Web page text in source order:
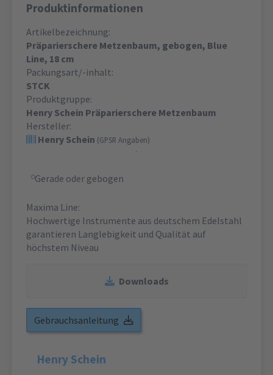
Produktinformationen
Artikelbezeichnung:
Präparierschere Metzenbaum, gebogen, Blue
Line, 18 cm
Packungsart/-inhalt:
STCK
Produktgruppe:
Henry Schein Präparierschere Metzenbaum
Hersteller:
Henry Schein (GPSR Angaben)
Gerade oder gebogen
Maxima Line:
Hochwertige Instrumente aus deutschem Edelstahl
garantieren Langlebigkeit und Qualität auf
höchstem Niveau
Downloads
Gebrauchsanleitung
Henry Schein